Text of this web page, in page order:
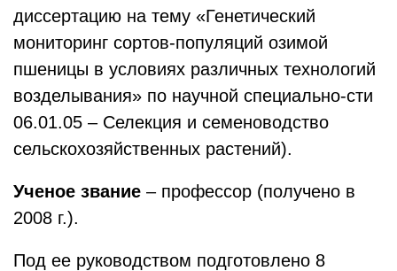
диссертацию на тему «Генетический
мониторинг сортов-популяций озимой
пшеницы в условиях различных технологий
возделывания» по научной специально-сти
06.01.05 – Селекция и семеноводство
сельскохозяйственных растений).
Ученое звание – профессор (получено в
2008 г.).
Под ее руководством подготовлено 8